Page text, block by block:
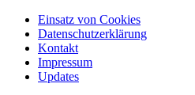
Einsatz von Cookies
Datenschutzerklärung
Kontakt
Impressum
Updates